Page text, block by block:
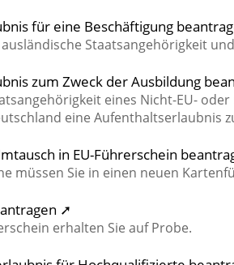
für eine Beschäftigung
ausländische Staatsangehörigkeit
zum Zweck der Ausbildung
eines Nicht-EU-
eine Aufenthaltserlaubnis
in EU-Führerschein
müssen Sie in einen neuen
➚
erhalten Sie auf Probe.